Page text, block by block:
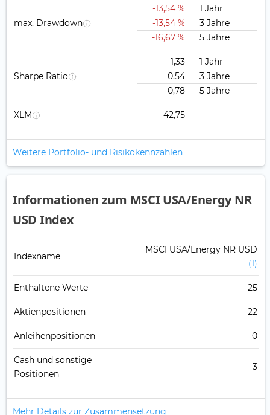
max. Drawdown
-13,54 %
1 Jahr
-13,54 %
3 Jahre
-16,67 %
5 Jahre
Sharpe Ratio
1,33
1 Jahr
0,54
3 Jahre
0,78
5 Jahre
XLM 42,75
Weitere Portfolio- und Risikokennzahlen
Informationen zum MSCI USA/Energy NR
USD Index
Indexname
MSCI USA/Energy NR USD
(1)
Enthaltene Werte 25
Aktienpositionen 22
Anleihenpositionen 0
Cash und sonstige
Positionen
3
Mehr Details zur Zusammensetzung